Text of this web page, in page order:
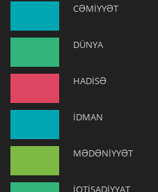
CƏMİYYƏT
DÜNYA
HADİSƏ
İDMAN
MƏDƏNİYYƏT
İQTİSADİYYAT